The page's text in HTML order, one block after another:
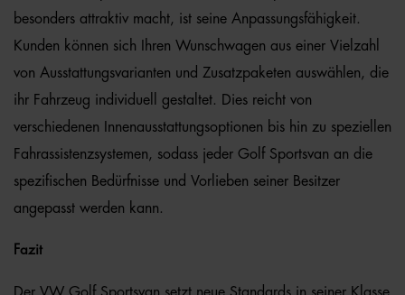
besonders attraktiv macht, ist seine Anpassungsfähigkeit.
Kunden können sich Ihren Wunschwagen aus einer Vielzahl
von Ausstattungsvarianten und Zusatzpaketen auswählen, die
ihr Fahrzeug individuell gestaltet. Dies reicht von
verschiedenen Innenausstattungsoptionen bis hin zu speziellen
Fahrassistenzsystemen, sodass jeder Golf Sportsvan an die
spezifischen Bedürfnisse und Vorlieben seiner Besitzer
angepasst werden kann.
Fazit